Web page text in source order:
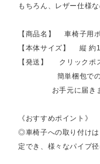
もちろん、レザー仕様
【商品名】 車椅子用
【本体サイズ】 縦 約
【発送】 クリックポ
簡単梱包での発
お手元に届きまし
《おすすめポイント》
◎車椅子への取り付けは
定でき、様々なパイプ径